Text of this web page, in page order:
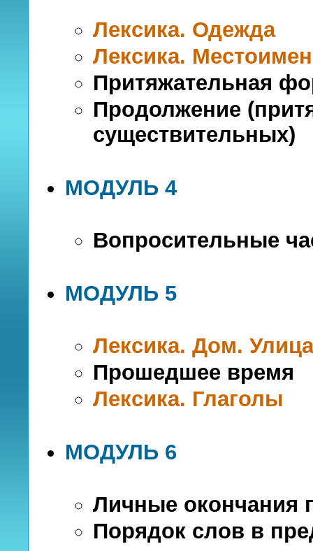
Лексика. Одежда
Лексика.
Притяжательная
Продолжение
существительных)
МОДУЛЬ 4
Вопросительные
МОДУЛЬ 5
Лексика. Дом. Улица
Прошедшее время
Лексика. Глаголы
МОДУЛЬ 6
Личные окончания
Порядок слов в